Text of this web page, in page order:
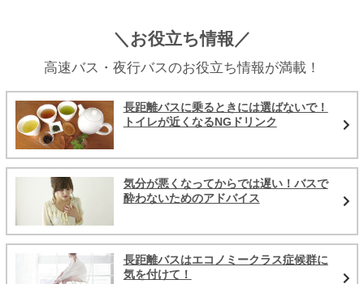
＼お役立ち情報／
高速バス・夜行バスのお役立ち情報が満載！
長距離バスに乗るときには選ばないで！
トイレが近くなるNGドリンク
気分が悪くなってからでは遅い！バスで
酔わないためのアドバイス
長距離バスはエコノミークラス症候群に
気を付けて！